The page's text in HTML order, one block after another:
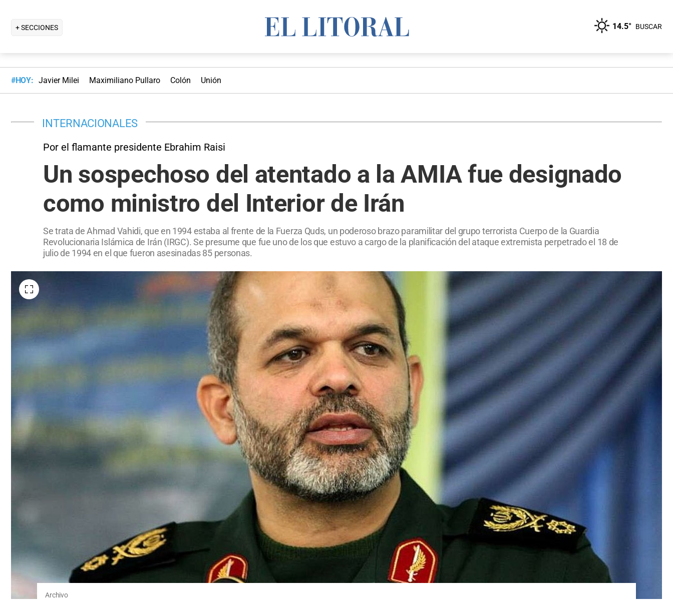
+ SECCIONES 14.5° BUSCAR
#HOY: Javier Milei Maximiliano Pullaro Colón Unión
INTERNACIONALES
Por el flamante presidente Ebrahim Raisi
Un sospechoso del atentado a la AMIA fue designado
como ministro del Interior de Irán
Se trata de Ahmad Vahidi, que en 1994 estaba al frente de la Fuerza Quds, un poderoso brazo paramilitar del grupo terrorista Cuerpo de la Guardia
Revolucionaria Islámica de Irán (IRGC). Se presume que fue uno de los que estuvo a cargo de la planificación del ataque extremista perpetrado el 18 de
julio de 1994 en el que fueron asesinadas 85 personas.
Archivo